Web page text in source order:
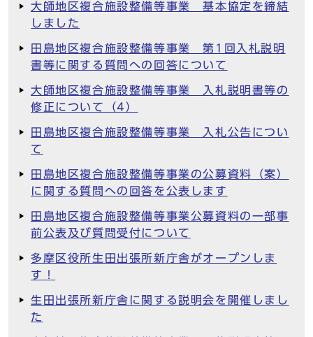
大師地区複合施設整備等事業 基本協定を締結
しました
田島地区複合施設整備等事業 第1回入札説明
書等に関する質問への回答について
大師地区複合施設整備等事業 入札説明書等の
修正について（4）
田島地区複合施設整備等事業 入札公告につい
て
田島地区複合施設整備等事業の公募資料（案）
に関する質問への回答を公表します
田島地区複合施設整備等事業公募資料の一部事
前公表及び質問受付について
多摩区役所生田出張所新庁舎がオープンしま
す！
生田出張所新庁舎に関する説明会を開催しまし
た